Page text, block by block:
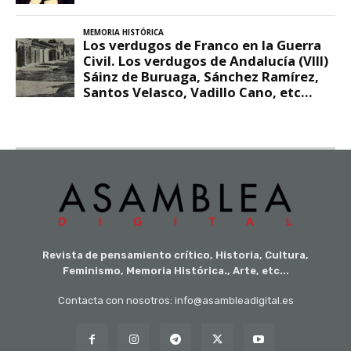
Revista de pensamiento crítico, Historia, Cultura,
Feminismo, Memoria Histórica., Arte, etc...
Contacta con nosotros: info@asambleadigital.es